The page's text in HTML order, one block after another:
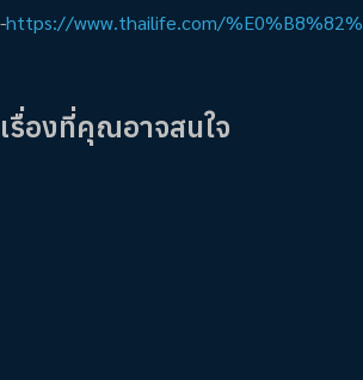
-https://www.thailife.com/%E0%B8%82%
เรื่องที่คุณอาจสนใจ